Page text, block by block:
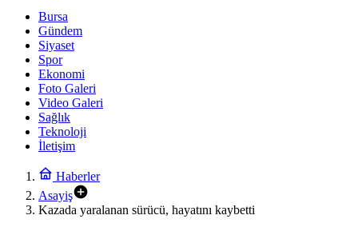
Bursa
Gündem
Siyaset
Spor
Ekonomi
Foto Galeri
Video Galeri
Sağlık
Teknoloji
İletişim
Haberler
Asayiş
Kazada yaralanan sürücü, hayatını kaybetti